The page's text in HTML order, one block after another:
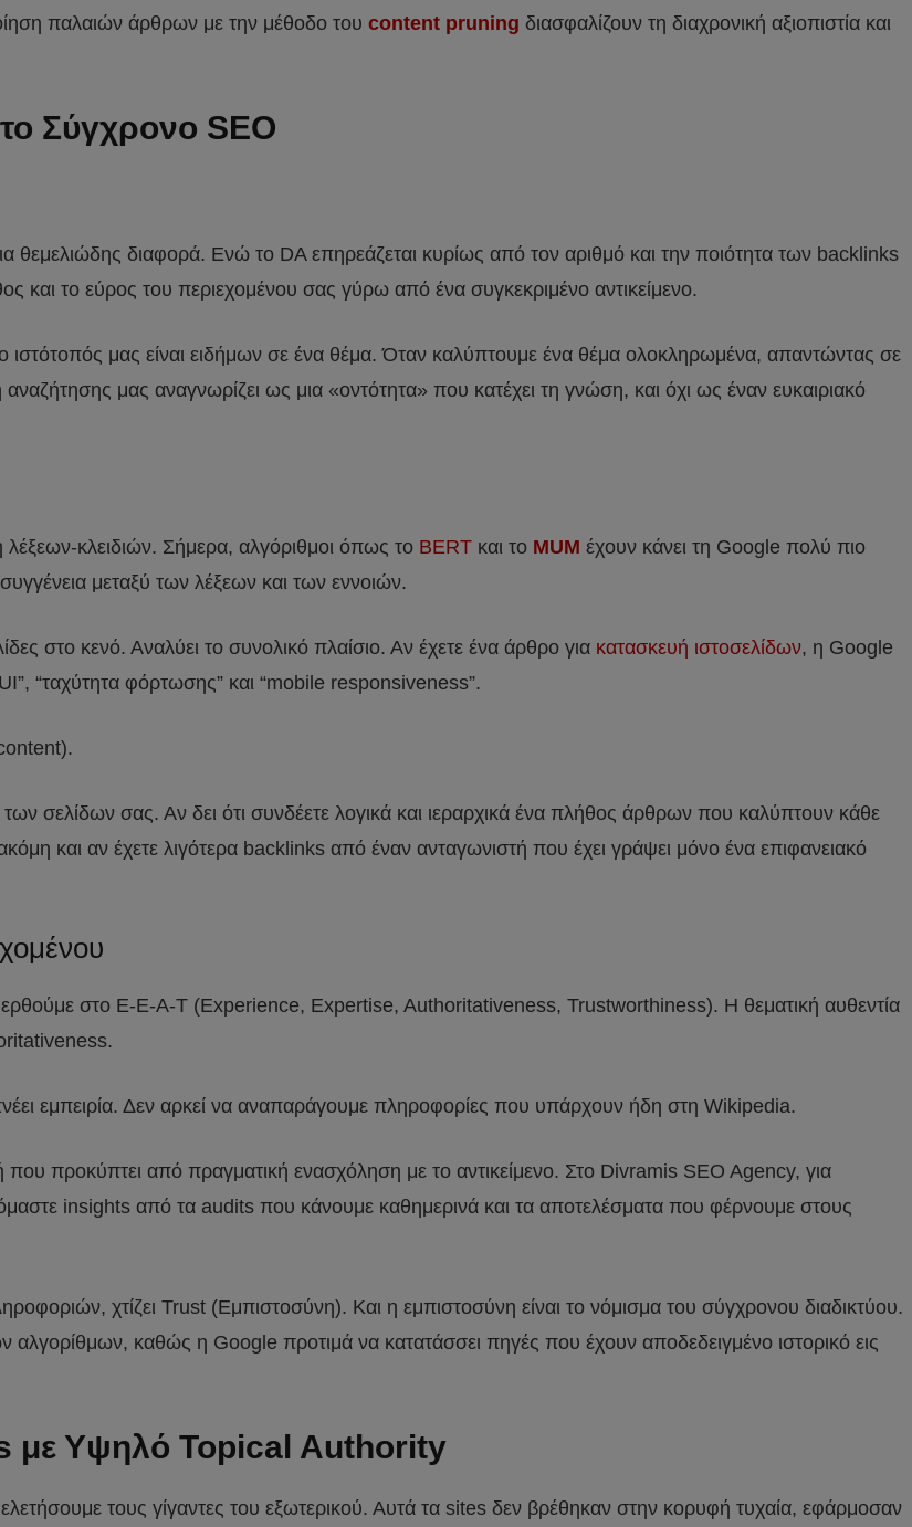
παλαιών άρθρων με την μέθοδο του content pruning διασφαλίζουν τη διαχρονική αξιοπιστία και
Σύγχρονο SEO
διαφορά. Ενώ το DA επηρεάζεται κυρίως από τον αριθμό και την ποιότητα των backlinks
και το εύρος του περιεχομένου σας γύρω από ένα συγκεκριμένο αντικείμενο.
ο ιστότοπός μας είναι ειδήμων σε ένα θέμα. Όταν καλύπτουμε ένα θέμα ολοκληρωμένα, απαντώντας σε
μας αναγνωρίζει ως μια «οντότητα» που κατέχει τη γνώση, και όχι ως έναν ευκαιριακό
κλειδιών. Σήμερα, αλγόριθμοι όπως το BERT και το MUM έχουν κάνει τη Google πολύ πιο
μεταξύ των λέξεων και των εννοιών.
στο κενό. Αναλύει το συνολικό πλαίσιο. Αν έχετε ένα άρθρο για κατασκευή ιστοσελίδων, η Google
“ταχύτητα φόρτωσης” και “mobile responsiveness”.
σελίδων σας. Αν δει ότι συνδέετε λογικά και ιεραρχικά ένα πλήθος άρθρων που καλύπτουν κάθε
και αν έχετε λιγότερα backlinks από έναν ανταγωνιστή που έχει γράψει μόνο ένα επιφανειακό
στο E-E-A-T (Experience, Expertise, Authoritativeness, Trustworthiness). Η θεματική αυθεντία
εμπειρία. Δεν αρκεί να αναπαράγουμε πληροφορίες που υπάρχουν ήδη στη Wikipedia.
προκύπτει από πραγματική ενασχόληση με το αντικείμενο. Στο Divramis SEO Agency, για
insights από τα audits που κάνουμε καθημερινά και τα αποτελέσματα που φέρνουμε στους
χτίζει Trust (Εμπιστοσύνη). Και η εμπιστοσύνη είναι το νόμισμα του σύγχρονου διαδικτύου.
αλγορίθμων, καθώς η Google προτιμά να κατατάσσει πηγές που έχουν αποδεδειγμένο ιστορικό εις
με Υψηλό Topical Authority
τους γίγαντες του εξωτερικού. Αυτά τα sites δεν βρέθηκαν στην κορυφή τυχαία, εφάρμοσαν